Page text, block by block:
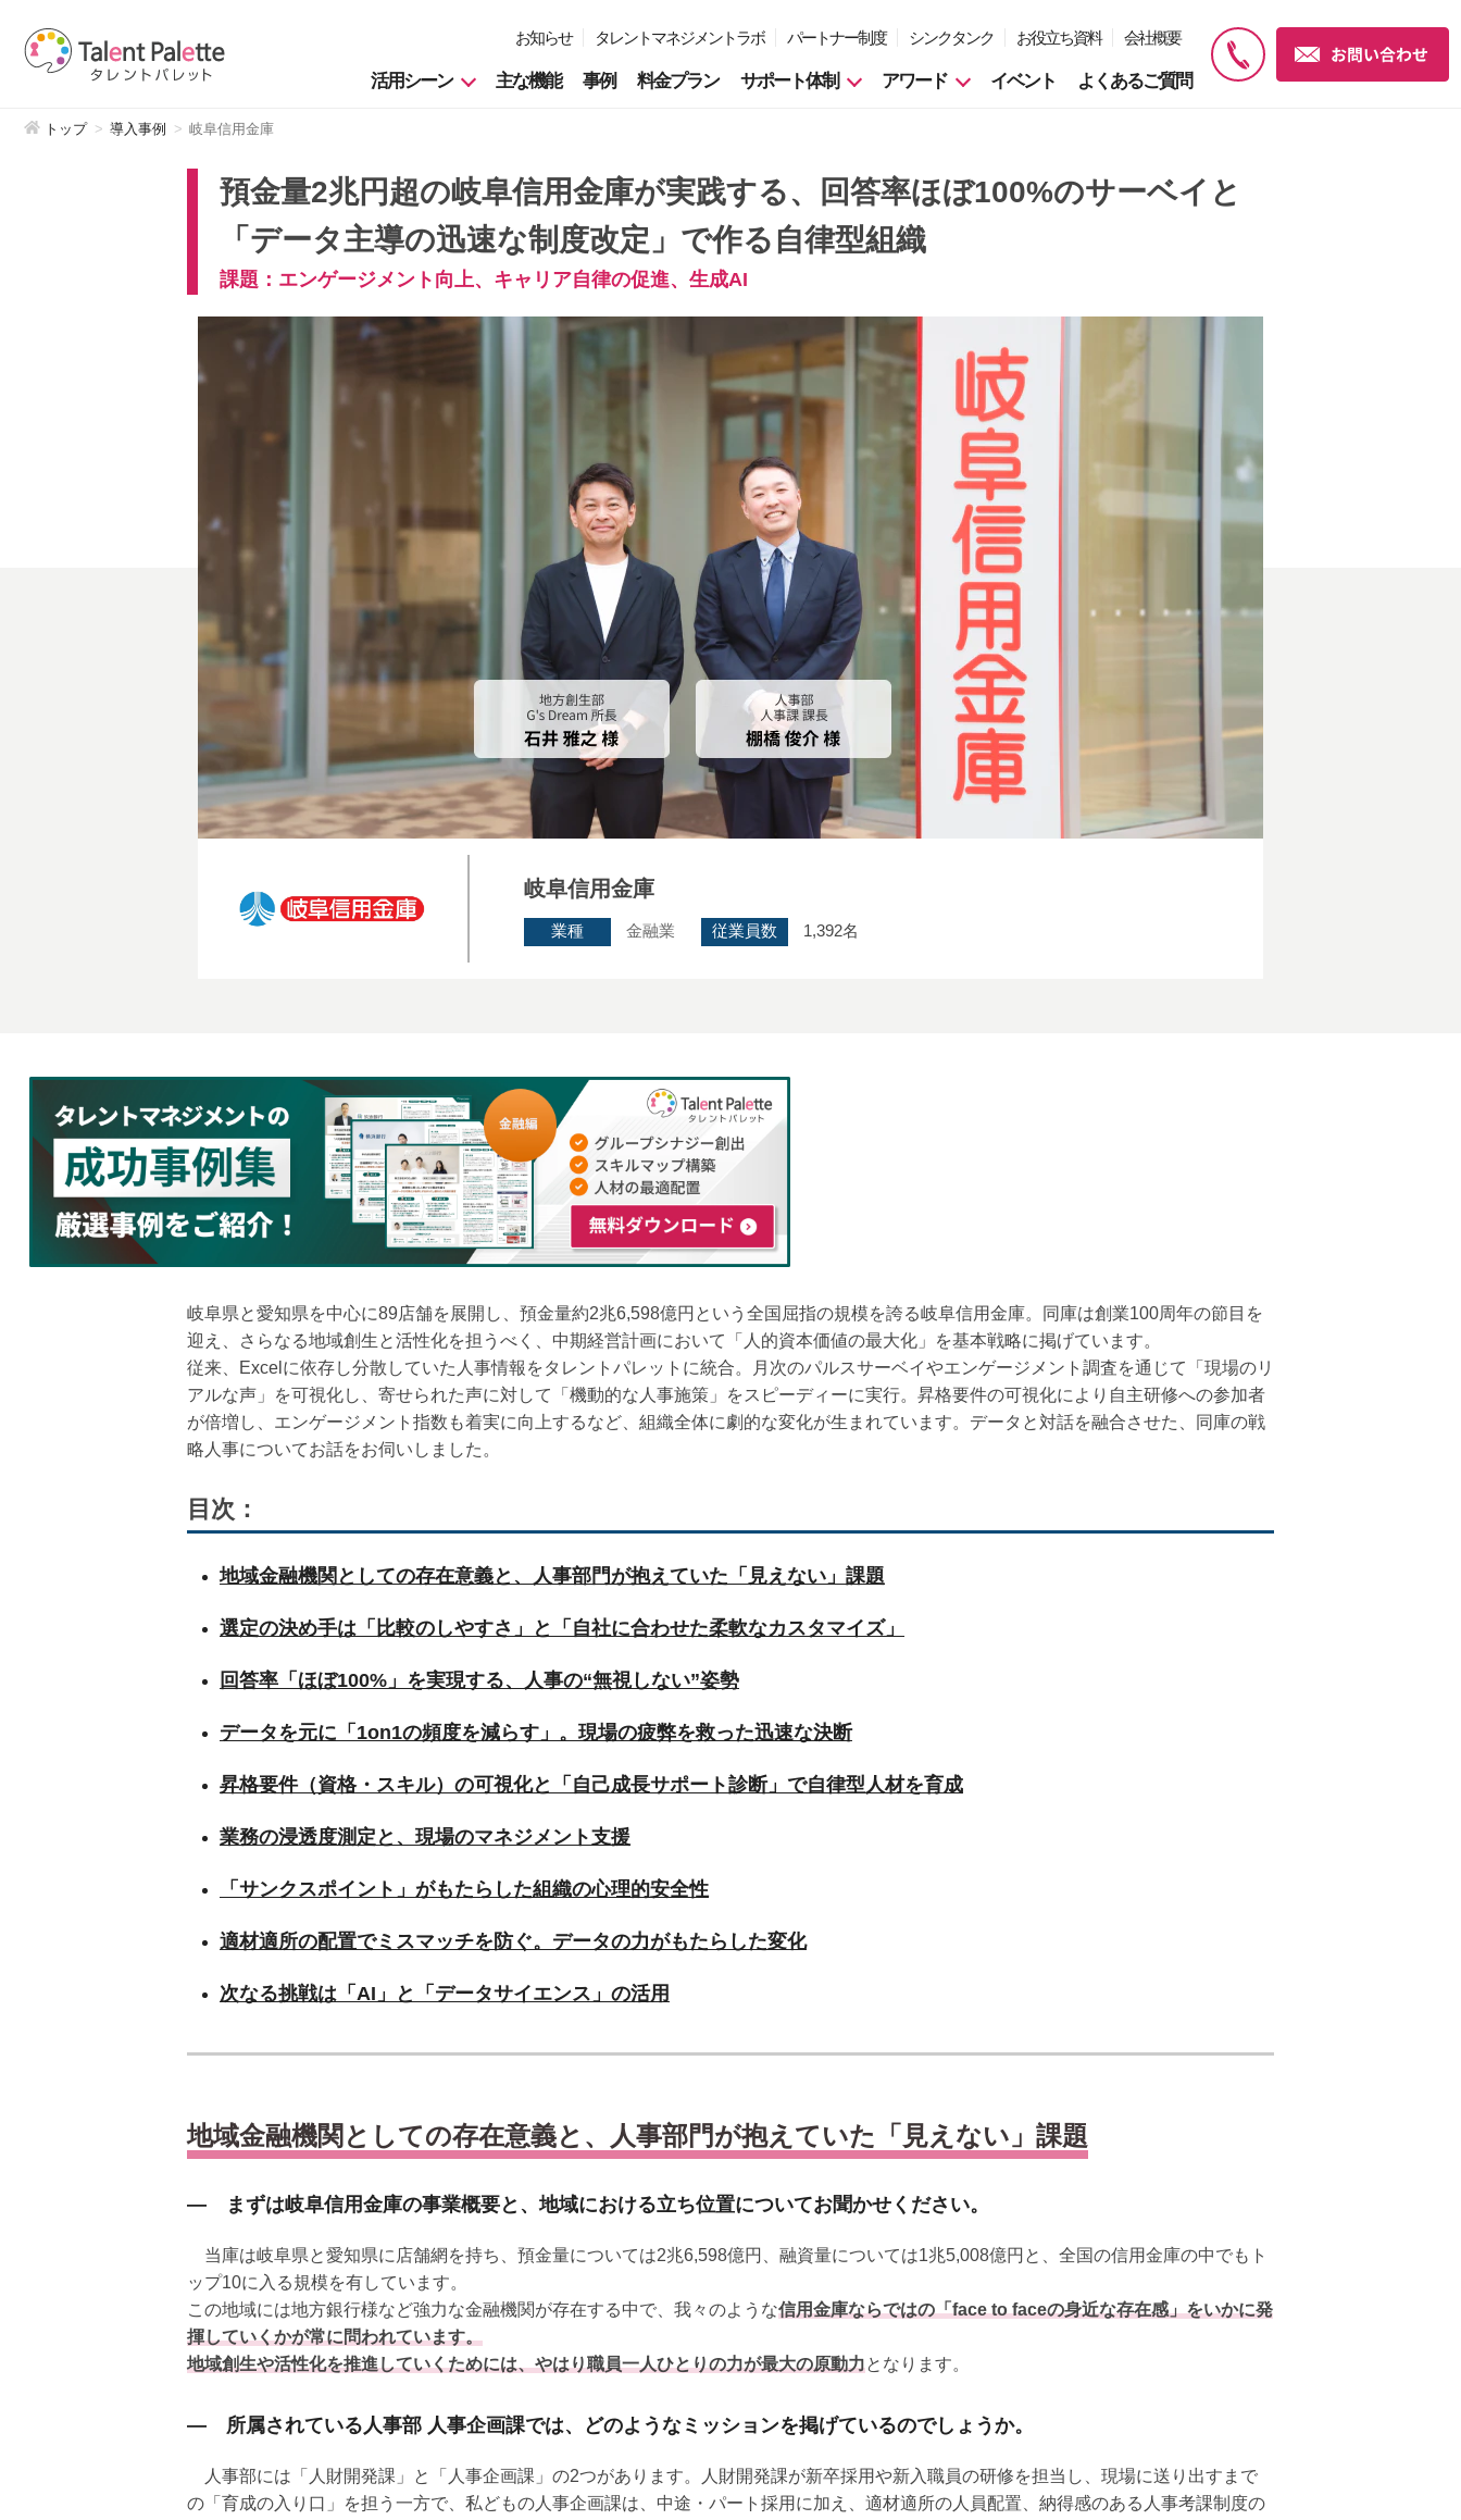
お知らせ タレントマネジメントラボ パートナー制度 シンクタンク お役立ち資料 会社概要
活用シーン 主な機能 事例 料金プラン サポート体制 アワード イベント よくあるご質問
トップ 導入事例 岐阜信用金庫
預金量2兆円超の岐阜信用金庫が実践する、回答率ほぼ100%のサーベイと
「データ主導の迅速な制度改定」で作る自律型組織
課題：エンゲージメント向上、キャリア自律の促進、生成AI
岐阜信用金庫
業種 金融業 従業員数 1,392名
岐阜県と愛知県を中心に89店舗を展開し、預金量約2兆6,598億円という全国屈指の規模を誇る岐阜信用金庫。同庫は創業100周年の節目を
迎え、さらなる地域創生と活性化を担うべく、中期経営計画において「人的資本価値の最大化」を基本戦略に掲げています。
従来、Excelに依存し分散していた人事情報をタレントパレットに統合。月次のパルスサーベイやエンゲージメント調査を通じて「現場のリ
アルな声」を可視化し、寄せられた声に対して「機動的な人事施策」をスピーディーに実行。昇格要件の可視化により自主研修への参加者
が倍増し、エンゲージメント指数も着実に向上するなど、組織全体に劇的な変化が生まれています。データと対話を融合させた、同庫の戦
略人事についてお話をお伺いしました。
目次：
地域金融機関としての存在意義と、人事部門が抱えていた「見えない」課題
選定の決め手は「比較のしやすさ」と「自社に合わせた柔軟なカスタマイズ」
回答率「ほぼ100%」を実現する、人事の“無視しない”姿勢
データを元に「1on1の頻度を減らす」。現場の疲弊を救った迅速な決断
昇格要件（資格・スキル）の可視化と「自己成長サポート診断」で自律型人材を育成
業務の浸透度測定と、現場のマネジメント支援
「サンクスポイント」がもたらした組織の心理的安全性
適材適所の配置でミスマッチを防ぐ。データの力がもたらした変化
次なる挑戦は「AI」と「データサイエンス」の活用
地域金融機関としての存在意義と、人事部門が抱えていた「見えない」課題
― まずは岐阜信用金庫の事業概要と、地域における立ち位置についてお聞かせください。
当庫は岐阜県と愛知県に店舗網を持ち、預金量については2兆6,598億円、融資量については1兆5,008億円と、全国の信用金庫の中でもト
ップ10に入る規模を有しています。
この地域には地方銀行様など強力な金融機関が存在する中で、我々のような信用金庫ならではの「face to faceの身近な存在感」をいかに発
揮していくかが常に問われています。
地域創生や活性化を推進していくためには、やはり職員一人ひとりの力が最大の原動力となります。
― 所属されている人事部 人事企画課では、どのようなミッションを掲げているのでしょうか。
人事部には「人財開発課」と「人事企画課」の2つがあります。人財開発課が新卒採用や新入職員の研修を担当し、現場に送り出すまで
の「育成の入り口」を担う一方で、私どもの人事企画課は、中途・パート採用に加え、適材適所の人員配置、納得感のある人事考課制度の